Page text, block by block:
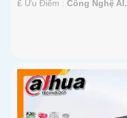
️₤ Ưu Điểm : Công Nghệ AI.